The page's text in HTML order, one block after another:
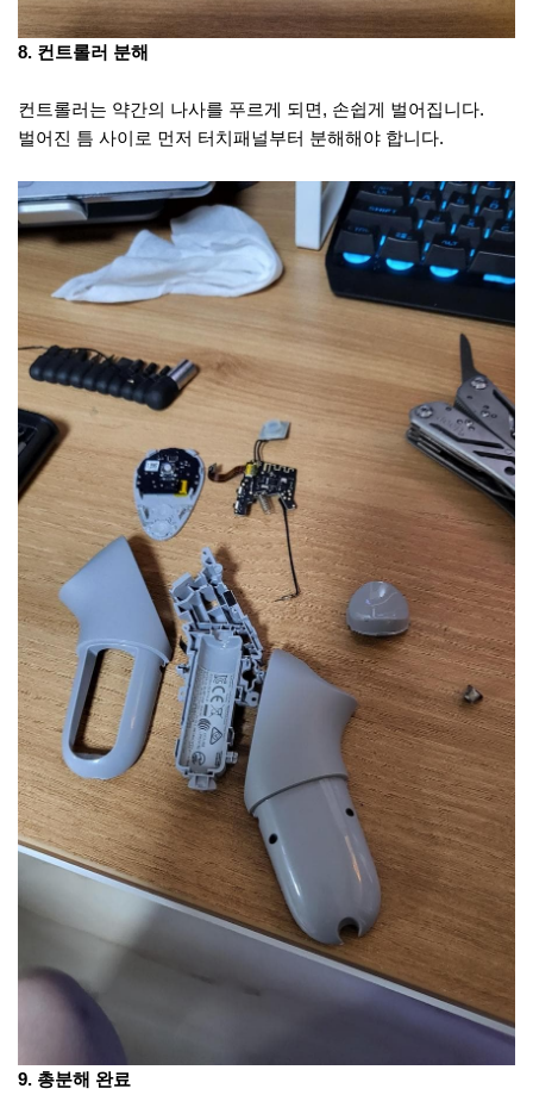
8. 컨트롤러 분해
컨트롤러는 약간의 나사를 푸르게 되면, 손쉽게 벌어집니다.
벌어진 틈 사이로 먼저 터치패널부터 분해해야 합니다.
9. 총분해 완료